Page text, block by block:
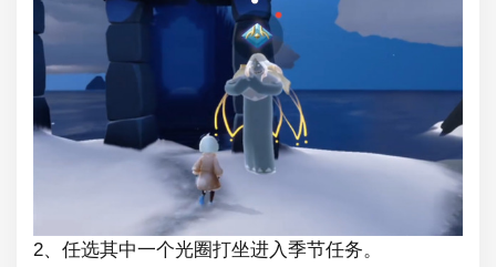
2、任选其中一个光圈打坐进入季节任务。